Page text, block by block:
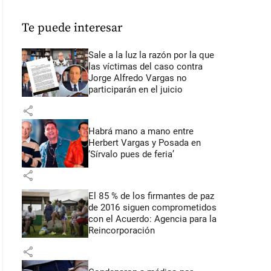
Te puede interesar
Sale a la luz la razón por la que
las víctimas del caso contra
Jorge Alfredo Vargas no
participarán en el juicio
share
Habrá mano a mano entre
Herbert Vargas y Posada en
‘Sírvalo pues de feria’
share
El 85 % de los firmantes de paz
de 2016 siguen comprometidos
con el Acuerdo: Agencia para la
Reincorporación
share